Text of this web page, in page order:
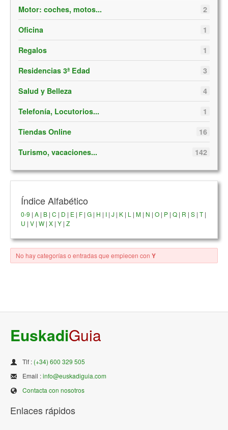
Motor: coches, motos...
2
Oficina
1
Regalos
1
Residencias 3ª Edad
3
Salud y Belleza
4
Telefonía, Locutorios...
1
Tiendas Online
16
Turismo, vacaciones...
142
Índice Alfabético
0-9 | A | B | C | D | E | F | G | H | I | J | K | L | M | N | O | P | Q | R | S | T|
U | V | W | X | Y | Z
No hay categorías o entradas que empiecen con Y
EuskadiGuia
Tlf : (+34) 600 329 505
Email :info@euskadiguia.com
Contacta con nosotros
Enlaces rápidos